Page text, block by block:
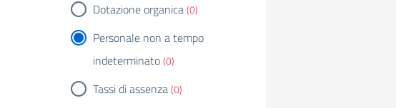
Dotazione organica(0)
Personale non a tempo
indeterminato(0)
Tassi di assenza(0)